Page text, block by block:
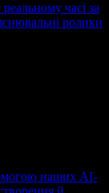
часі за
ролики
наших AI-